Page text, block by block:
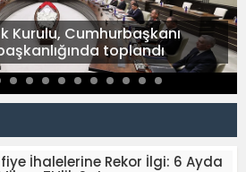
Kurulu, Cumhurbaşkanı
toplandı
İhalelerine Rekor İlgi: 6 Ayda